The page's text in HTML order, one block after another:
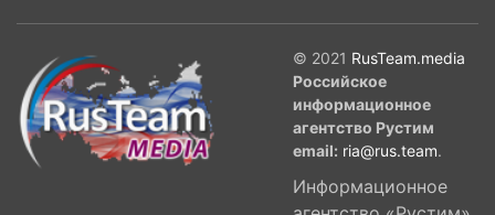
© 2021 RusTeam.media
Российское
информационное
агентство Рустим
email: ria@rus.team.
Информационное